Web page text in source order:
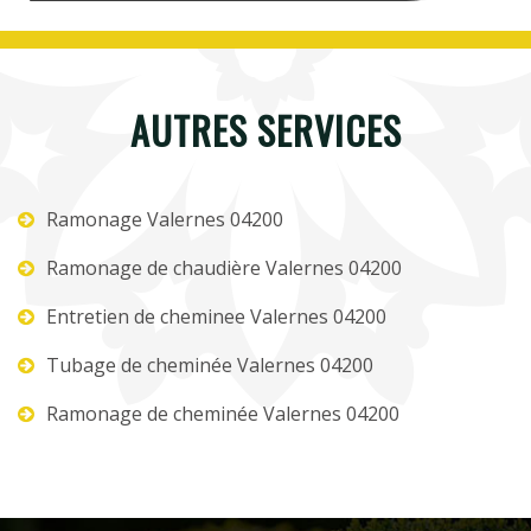
AUTRES SERVICES
Ramonage Valernes 04200
Ramonage de chaudière Valernes 04200
Entretien de cheminee Valernes 04200
Tubage de cheminée Valernes 04200
Ramonage de cheminée Valernes 04200